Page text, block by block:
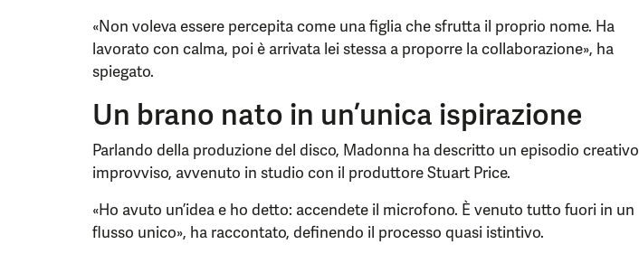
«Non voleva essere percepita come una figlia che sfrutta il proprio nome. Ha
lavorato con calma, poi è arrivata lei stessa a proporre la collaborazione», ha
spiegato.
Un brano nato in un’unica ispirazione
Parlando della produzione del disco, Madonna ha descritto un episodio creativo
improvviso, avvenuto in studio con il produttore Stuart Price.
«Ho avuto un’idea e ho detto: accendete il microfono. È venuto tutto fuori in un
flusso unico», ha raccontato, definendo il processo quasi istintivo.